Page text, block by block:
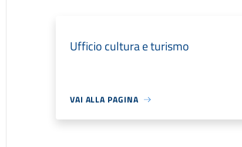
Ufficio cultura e turismo
VAI ALLA PAGINA